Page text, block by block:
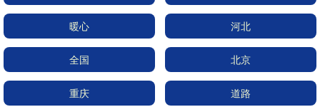
暖心 河北
全国 北京
重庆 道路